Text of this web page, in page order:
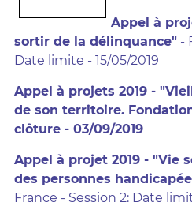
Appel à
sortir de la délinquance"-
Date limite - 15/05/2019
Appel à projets 2019 -
de son territoire.
clôture - 03/09/2019
Appel à projet 2019 - "Vie
des personnes
France - Session 2: Date